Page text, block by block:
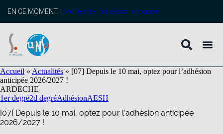
principal
EN CE MOMENT : profitez de l’adhésion anticipée
Accueil » Actualités » [07] Depuis le 10 mai, optez pour l’adhésion
anticipée 2026/2027 !
ARDECHE
1er degré2d degréAdhésionAESH
[07] Depuis le 10 mai, optez pour l’adhésion anticipée
2026/2027 !